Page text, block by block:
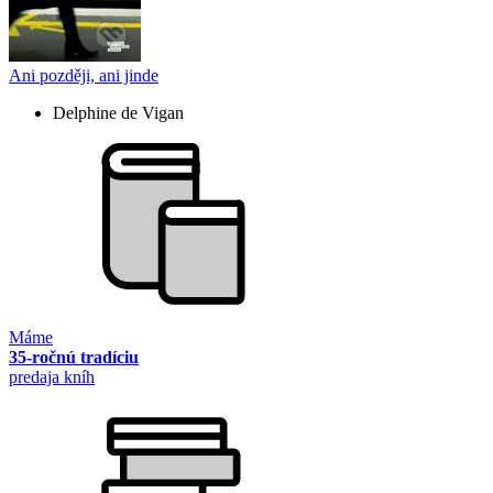
Ani později, ani jinde
Delphine de Vigan
Máme
35-ročnú tradíciu
predaja kníh